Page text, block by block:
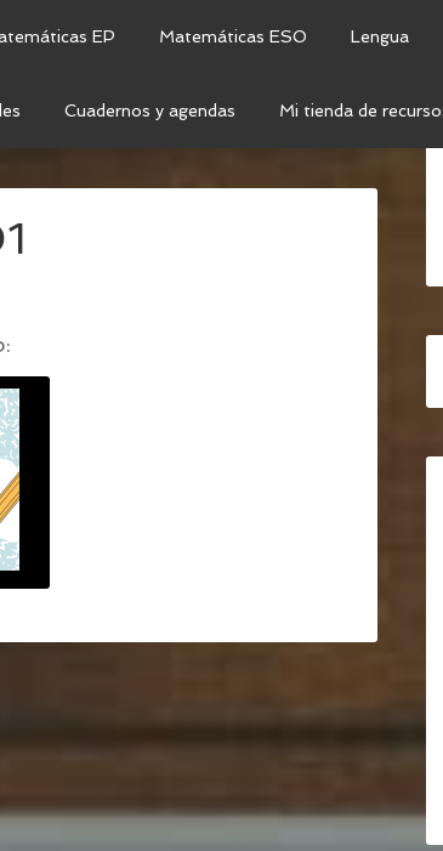
EP Matemáticas ESO Lengua
Cuadernos y agendas Mi tienda de
– 2026 (SUPERCOMPLETO Y GRATIS)